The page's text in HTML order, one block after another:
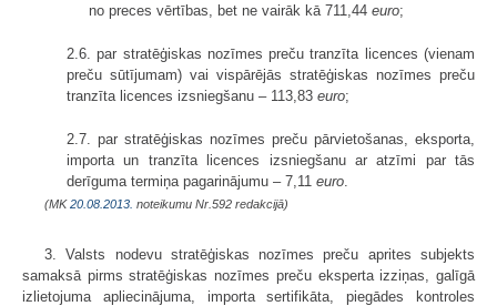
no preces vērtības, bet ne vairāk kā 711,44 euro;
2.6. par stratēģiskas nozīmes preču tranzīta licences (vienam
preču sūtījumam) vai vispārējās stratēģiskas nozīmes preču
tranzīta licences izsniegšanu – 113,83 euro;
2.7. par stratēģiskas nozīmes preču pārvietošanas, eksporta,
importa un tranzīta licences izsniegšanu ar atzīmi par tās
derīguma termiņa pagarinājumu – 7,11 euro
(MK20.08.2013. noteikumu Nr.592 redakcijā)
3. Valsts nodevu stratēģiskas nozīmes preču aprites subjekts
samaksā pirms stratēģiskas nozīmes preču eksperta izziņas, galīgā
izlietojuma apliecinājuma, importa sertifikāta, piegādes kontroles